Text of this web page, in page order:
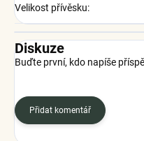
Velikost přívěsku:
Diskuze
Buďte první, kdo napíše
Přidat komentář